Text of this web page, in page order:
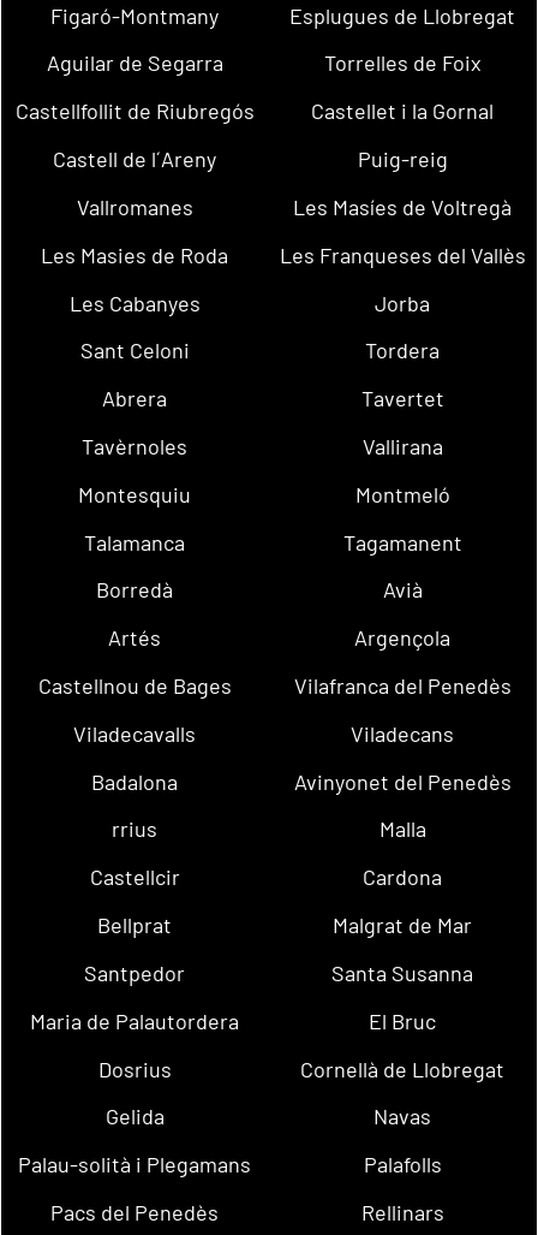
Figaró-Montmany
Esplugues de Llobregat
Aguilar de Segarra
Torrelles de Foix
Castellfollit de Riubregós
Castellet i la Gornal
Castell de l´Areny
Puig-reig
Vallromanes
Les Masíes de Voltregà
Les Masies de Roda
Les Franqueses del Vallès
Les Cabanyes
Jorba
Sant Celoni
Tordera
Abrera
Tavertet
Tavèrnoles
Vallirana
Montesquiu
Montmeló
Talamanca
Tagamanent
Borredà
Avià
Artés
Argençola
Castellnou de Bages
Vilafranca del Penedès
Viladecavalls
Viladecans
Badalona
Avinyonet del Penedès
rrius
Malla
Castellcir
Cardona
Bellprat
Malgrat de Mar
Santpedor
Santa Susanna
Maria de Palautordera
El Bruc
Dosrius
Cornellà de Llobregat
Gelida
Navas
Palau-solità i Plegamans
Palafolls
Pacs del Penedès
Rellinars